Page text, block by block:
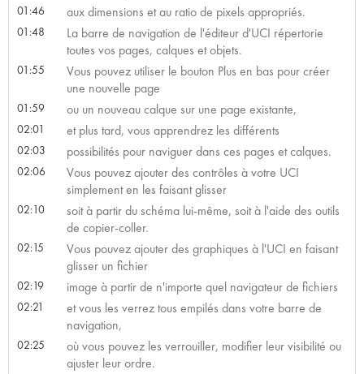
01:46 aux dimensions et au ratio de pixels appropriés.
01:48
La barre de navigation de l'éditeur d'UCI répertorie
toutes vos pages, calques et objets.
01:55
Vous pouvez utiliser le bouton Plus en bas pour créer
une nouvelle page
01:59 ou un nouveau calque sur une page existante,
02:01 et plus tard, vous apprendrez les différents
02:03 possibilités pour naviguer dans ces pages et calques.
02:06
Vous pouvez ajouter des contrôles à votre UCI
simplement en les faisant glisser
02:10
soit à partir du schéma lui-même, soit à l'aide des outils
de copier-coller.
02:15
Vous pouvez ajouter des graphiques à l'UCI en faisant
glisser un fichier
02:19 image à partir de n'importe quel navigateur de fichiers
02:21
et vous les verrez tous empilés dans votre barre de
navigation,
02:25
où vous pouvez les verrouiller, modifier leur visibilité ou
ajuster leur ordre.